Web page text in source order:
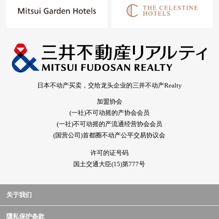
日本不动产买卖，交给龙头企业的三井不动产Realty
加盟协会
(一社)不可动摇的产协会会员
(一社)不可动摇的产流通经营协会会员
(国营公司)首都圈不动产公平交易协议会
许可的证号码
国土交通大臣(15)第777号
关于我们
隱私保护条款